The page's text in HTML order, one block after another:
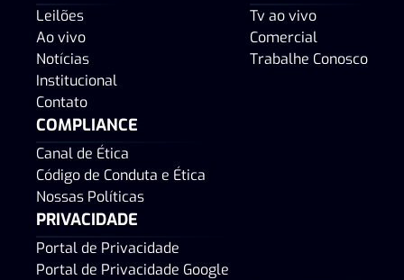
Leilões
Ao vivo
Notícias
Institucional
Contato
Tv ao vivo
Comercial
Trabalhe Conosco
COMPLIANCE
Canal de Ética
Código de Conduta e Ética
Nossas Políticas
PRIVACIDADE
Portal de Privacidade
Portal de Privacidade Google